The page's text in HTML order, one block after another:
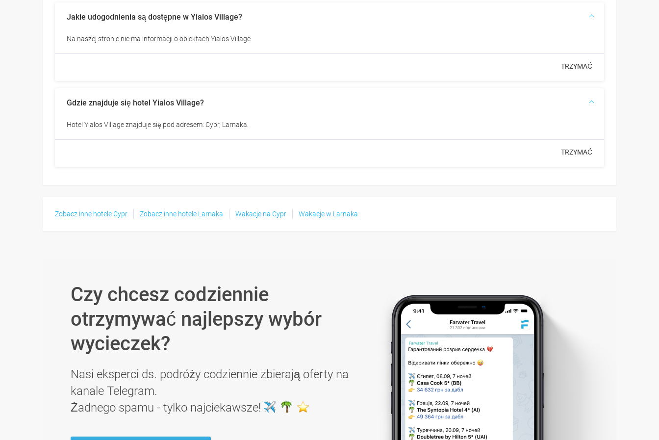
Jakie udogodnienia są dostępne w Yialos Village?
Na naszej stronie nie ma informacji o obiektach Yialos Village
TRZYMAĆ
Gdzie znajduje się hotel Yialos Village?
Hotel Yialos Village znajduje się pod adresem: Cypr, Larnaka.
TRZYMAĆ
Zobacz inne hotele Cypr Zobacz inne hotele Larnaka Wakacje na Cypr Wakacje w Larnaka
Czy chcesz codziennie
otrzymywać najlepszy wybór
wycieczek?
Nasi eksperci ds. podróży codziennie zbierają oferty na
kanale Telegram.
Żadnego spamu - tylko najciekawsze!